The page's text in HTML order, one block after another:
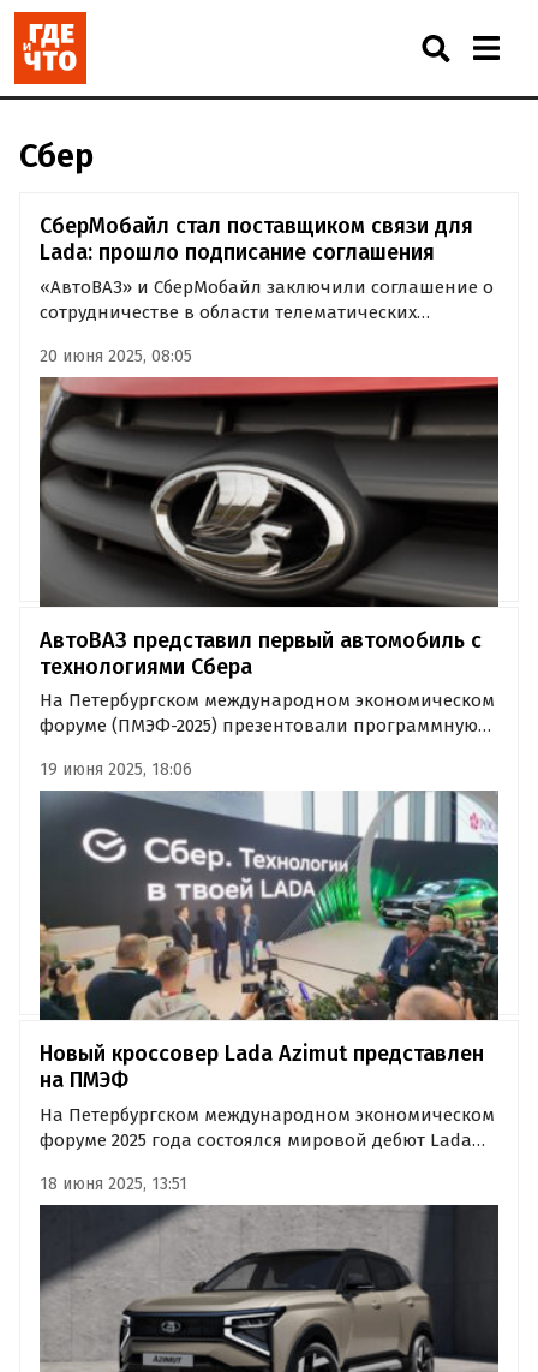
Сбер
СберМобайл стал поставщиком связи для
Lada: прошло подписание соглашения
«АвтоВАЗ» и СберМобайл заключили соглашение о
сотрудничестве в области телематических
поставщиком связи для системы Lada Connect. Об
этом «Где и что» сообщили в пресс-службе
предприятия.
20 июня 2025, 08:05
АвтоВАЗ представил первый автомобиль с
технологиями Сбера
На Петербургском международном экономическом
форуме (ПМЭФ-2025) презентовали программную
решениями Сбера и других отечественных
технологических компаний.
19 июня 2025, 18:06
Новый кроссовер Lada Azimut представлен
на ПМЭФ
На Петербургском международном экономическом
форуме 2025 года состоялся мировой дебют Lada
построенного на платформе Vesta.
18 июня 2025, 13:51